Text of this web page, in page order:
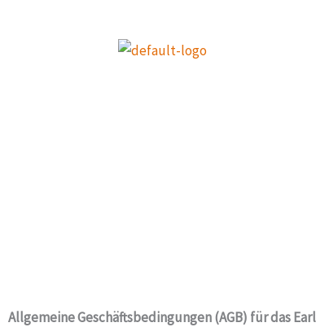
Allgemeine Geschäftsbedingungen (AGB) für das